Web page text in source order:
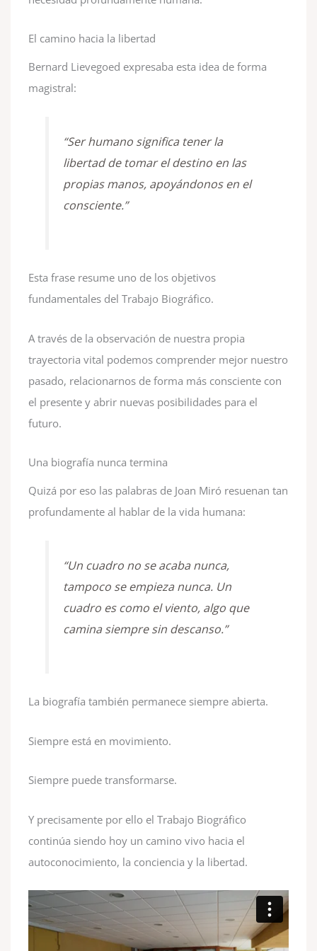
El camino hacia la libertad
Bernard Lievegoed expresaba esta idea de forma
magistral:
“Ser humano significa tener la
libertad de tomar el destino en las
propias manos, apoyándonos en el
consciente.”
Esta frase resume uno de los objetivos
fundamentales del Trabajo Biográfico.
A través de la observación de nuestra propia
trayectoria vital podemos comprender mejor nuestro
pasado, relacionarnos de forma más consciente con
el presente y abrir nuevas posibilidades para el
futuro.
Una biografía nunca termina
Quizá por eso las palabras de Joan Miró resuenan tan
profundamente al hablar de la vida humana:
“Un cuadro no se acaba nunca,
tampoco se empieza nunca. Un
cuadro es como el viento, algo que
camina siempre sin descanso.”
La biografía también permanece siempre abierta.
Siempre está en movimiento.
Siempre puede transformarse.
Y precisamente por ello el Trabajo Biográfico
continúa siendo hoy un camino vivo hacia el
autoconocimiento, la conciencia y la libertad.